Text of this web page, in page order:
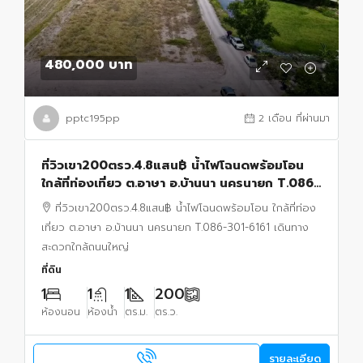
480,000 บาท
pptc195pp 2 เดือน ที่ผ่านมา
ที่วิวเขา200ตรว.4.8แสน฿ น้ำไฟโฉนดพร้อมโอน
ใกล้ที่ท่องเที่ยว ต.อาษา อ.บ้านนา นครนายก T.086-
301-6161 เดินทางสะดวกใกล้ถนนใหญ่ มีเพื่อนบ้าน
ที่วิวเขา200ตรว.4.8แสน฿ น้ำไฟโฉนดพร้อมโอน ใกล้ที่ท่อง
เที่ยว ต.อาษา อ.บ้านนา นครนายก T.086-301-6161 เดินทาง
สะดวกใกล้ถนนใหญ่
ที่ดิน
1
ห้องนอน
1
ห้องน้ำ
1
ตร.ม.
200
ตร.ว.
รายละเอียด